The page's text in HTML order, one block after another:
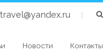
|
Новости Контакты